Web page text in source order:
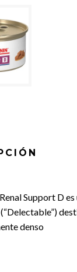
Support D es
(“Delectable”)
denso